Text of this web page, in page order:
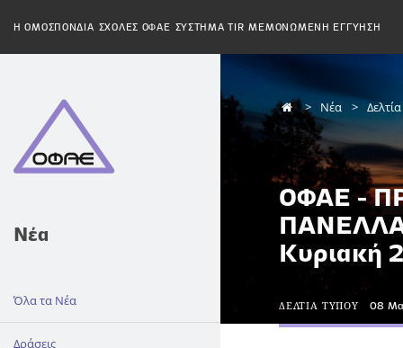
H ΟΜΟΣΠΟΝΔΙΑ ΣΧΟΛΕΣ ΟΦΑΕ ΣΥΣΤΗΜΑ TIR ΜΕΜΟΝΩΜΕΝΗ ΕΓΓΥΗΣΗ
Νέα
Όλα τα Νέα
Δράσεις
Νέα
ΟΦΑΕ -
Κυριακή
ΔΕΛΤΙΑ ΤΥΠΟΥ 08